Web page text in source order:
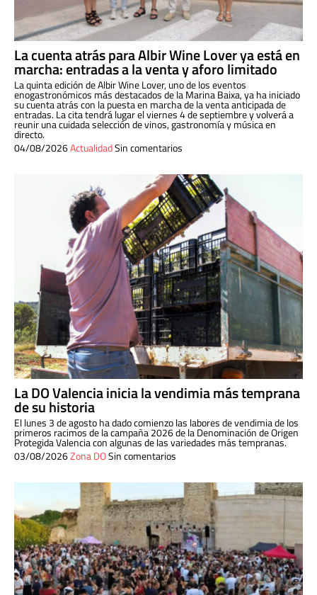
La cuenta atrás para Albir Wine Lover ya está en
marcha: entradas a la venta y aforo limitado
La quinta edición de Albir Wine Lover, uno de los eventos
enogastronómicos más destacados de la Marina Baixa, ya ha iniciado
su cuenta atrás con la puesta en marcha de la venta anticipada de
entradas. La cita tendrá lugar el viernes 4 de septiembre y volverá a
reunir una cuidada selección de vinos, gastronomía y música en
directo.
04/08/2026ActualidadSin comentarios
La DO Valencia inicia la vendimia más temprana
de su historia
El lunes 3 de agosto ha dado comienzo las labores de vendimia de los
primeros racimos de la campaña 2026 de la Denominación de Origen
Protegida Valencia con algunas de las variedades más tempranas.
03/08/2026Zona DOSin comentarios